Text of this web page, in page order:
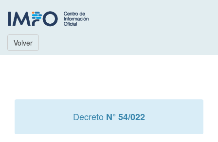
Volver
Decreto N° 54/022